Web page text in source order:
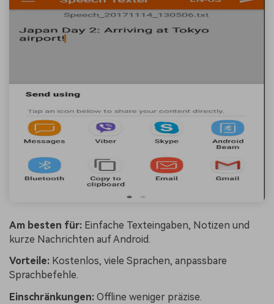
Am besten für: Einfache Texteingaben, Notizen und
kurze Nachrichten auf Android.
Vorteile: Kostenlos, viele Sprachen, anpassbare
Sprachbefehle.
Einschränkungen: Offline weniger präzise.